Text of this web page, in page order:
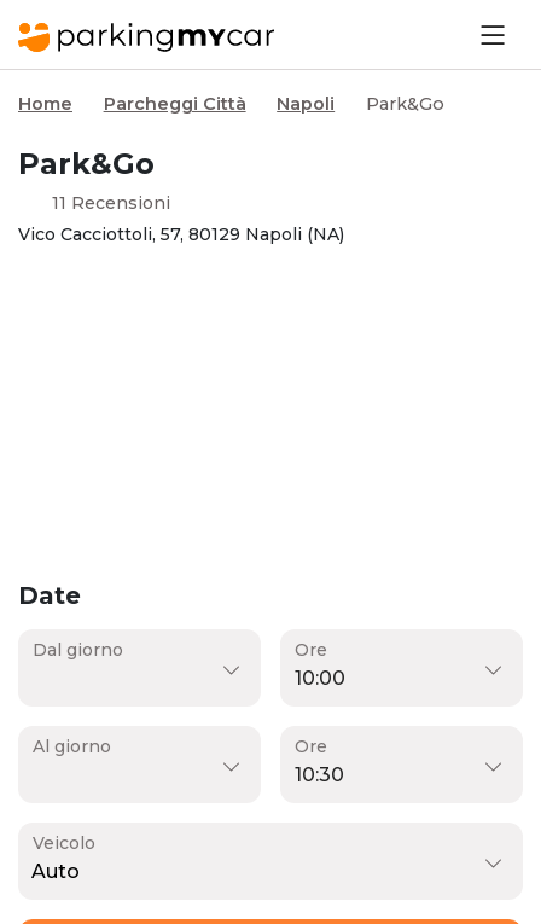
Home Parcheggi Città Napoli Park&Go
Park&Go
11 Recensioni
Vico Cacciottoli, 57, 80129 Napoli (NA)
Date
Dal giorno Ore
Al giorno Ore
Veicolo
Auto